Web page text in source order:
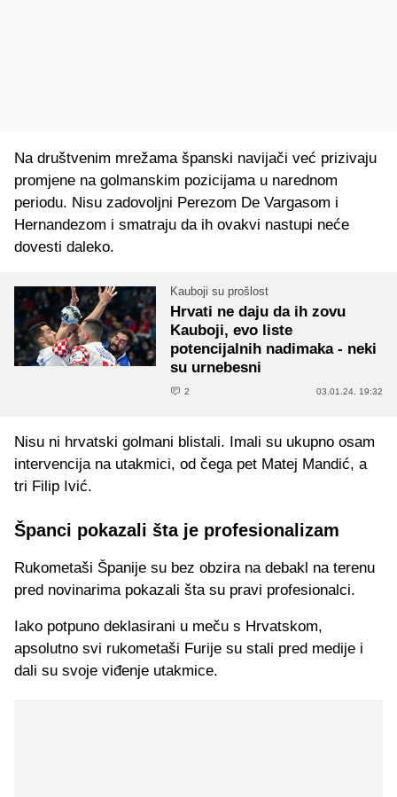
Na društvenim mrežama španski navijači već prizivaju
promjene na golmanskim pozicijama u narednom
periodu. Nisu zadovoljni Perezom De Vargasom i
Hernandezom i smatraju da ih ovakvi nastupi neće
dovesti daleko.
Kauboji su prošlost
Hrvati ne daju da ih zovu
Kauboji, evo liste
potencijalnih nadimaka - neki
su urnebesni
2 03.01.24. 19:32
Nisu ni hrvatski golmani blistali. Imali su ukupno osam
intervencija na utakmici, od čega pet Matej Mandić, a
tri Filip Ivić.
Španci pokazali šta je profesionalizam
Rukometaši Španije su bez obzira na debakl na terenu
pred novinarima pokazali šta su pravi profesionalci.
Iako potpuno deklasirani u meču s Hrvatskom,
apsolutno svi rukometaši Furije su stali pred medije i
dali su svoje viđenje utakmice.